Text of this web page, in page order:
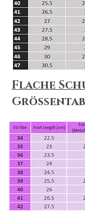
Flache